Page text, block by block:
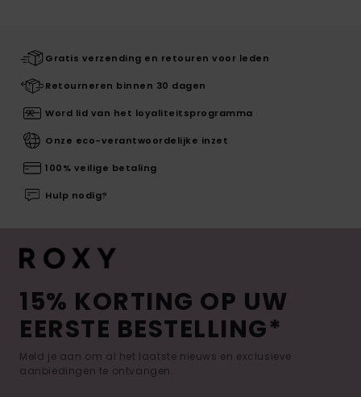
Gratis verzending en retouren voor leden
Retourneren binnen 30 dagen
Word lid van het loyaliteitsprogramma
Onze eco-verantwoordelijke inzet
100% veilige betaling
Hulp nodig?
15% KORTING OP UW
EERSTE BESTELLING*
Meld je aan om al het laatste nieuws en exclusieve
aanbiedingen te ontvangen.